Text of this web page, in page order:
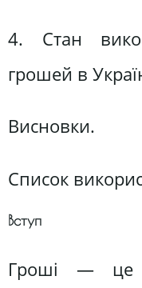
4. Стан
грошей в
Висновки.
Список
Вступ
Гроші — це